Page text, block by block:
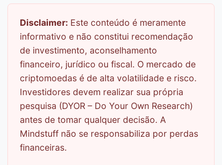
Disclaimer: Este conteúdo é meramente
informativo e não constitui recomendação
de investimento, aconselhamento
financeiro, jurídico ou fiscal. O mercado de
criptomoedas é de alta volatilidade e risco.
Investidores devem realizar sua própria
pesquisa (DYOR – Do Your Own Research)
antes de tomar qualquer decisão. A
Mindstuff não se responsabiliza por perdas
financeiras.